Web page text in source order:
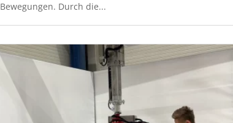
Bewegungen. Durch die...